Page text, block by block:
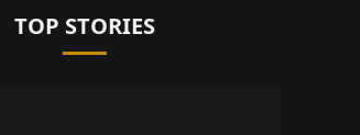
TOP STORIES